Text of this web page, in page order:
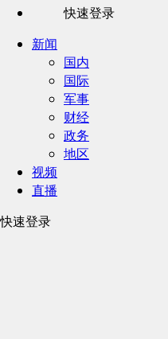
快速登录
新闻
国内
国际
军事
财经
政务
地区
视频
直播
快速登录